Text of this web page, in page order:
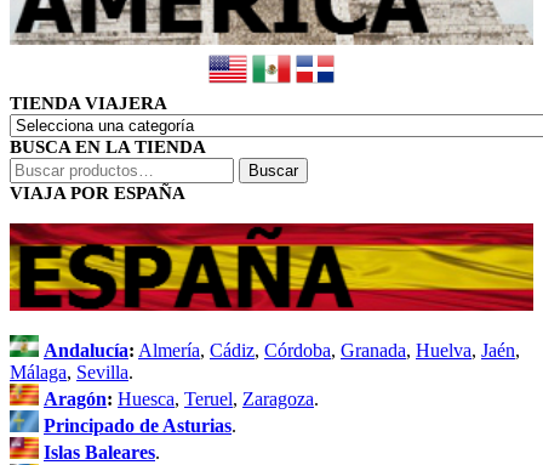
TIENDA VIAJERA
BUSCA EN LA TIENDA
Buscar
por:
Buscar
VIAJA POR ESPAÑA
Andalucía: Almería, Cádiz, Córdoba, Granada, Huelva, Jaén,
Málaga, Sevilla.
Aragón: Huesca, Teruel, Zaragoza.
Principado de Asturias.
Islas Baleares.